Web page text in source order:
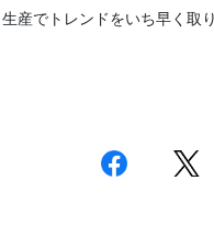
産でトレンドをいち早く取